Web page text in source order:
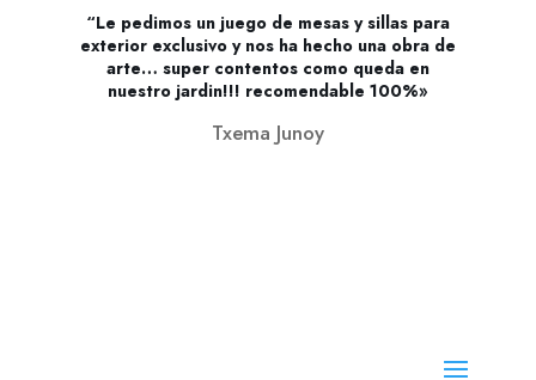
“Le pedimos un juego de mesas y sillas para
exterior exclusivo y nos ha hecho una obra de
arte… super contentos como queda en
nuestro jardin!!! recomendable 100%»
Txema Junoy